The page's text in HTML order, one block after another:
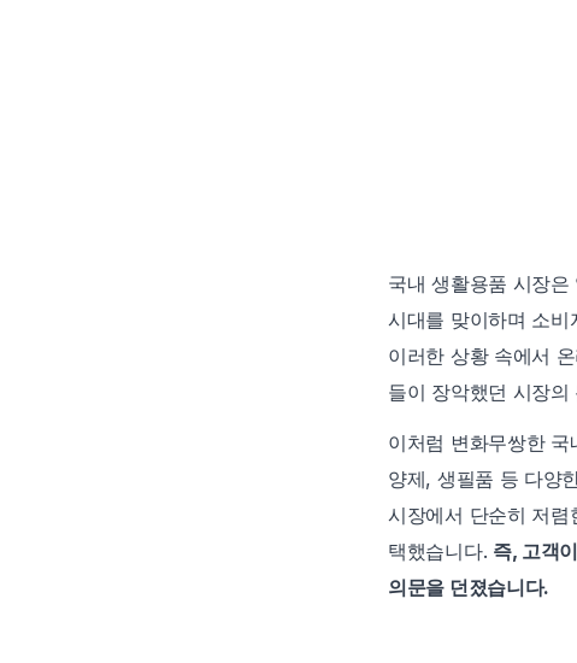
국내 생활용품 시장
시대를 맞이하며 소
이러한 상황 속에서
들이 장악했던 시장
이처럼 변화무쌍한
양제, 생필품 등 다양
시장에서 단순히 저렴
택했습니다. 즉, 고객
의문을 던졌습니다.